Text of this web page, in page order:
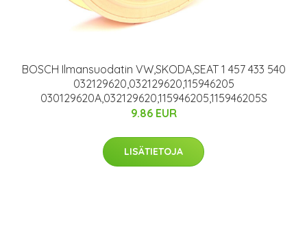
BOSCH Ilmansuodatin VW,SKODA,SEAT 1 457 433 540
032129620,032129620,115946205
030129620A,032129620,115946205,115946205S
9.86 EUR
LISÄTIETOJA